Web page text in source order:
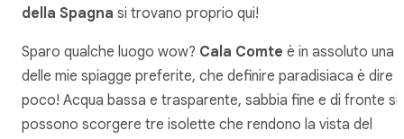
della Spagna si trovano proprio qui!
Sparo qualche luogo wow? Cala Comte è in assoluto una
delle mie spiagge preferite, che definire paradisiaca è dire
poco! Acqua bassa e trasparente, sabbia fine e di fronte si
possono scorgere tre isolette che rendono la vista del